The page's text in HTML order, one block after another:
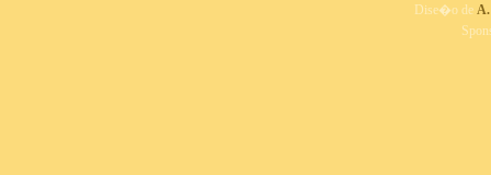
Dise�o de